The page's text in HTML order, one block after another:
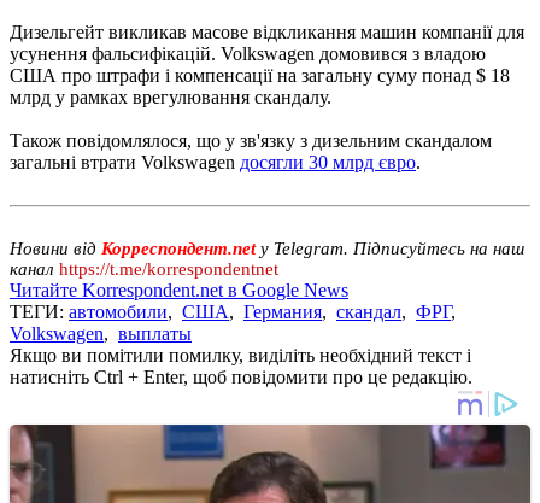
Дизельгейт викликав масове відкликання машин компанії для
усунення фальсифікацій. Volkswagen домовився з владою
США про штрафи і компенсації на загальну суму понад $ 18
млрд у рамках врегулювання скандалу.
Також повідомлялося, що у зв'язку з дизельним скандалом
загальні втрати Volkswagen досягли 30 млрд євро.
Новини від Корреспондент.net у Telegram. Підписуйтесь на наш
канал https://t.me/korrespondentnet
Читайте Korrespondent.net в Google News
ТЕГИ: автомобили, США, Германия, скандал, ФРГ,
Volkswagen, выплаты
Якщо ви помітили помилку, виділіть необхідний текст і
натисніть Ctrl + Enter, щоб повідомити про це редакцію.